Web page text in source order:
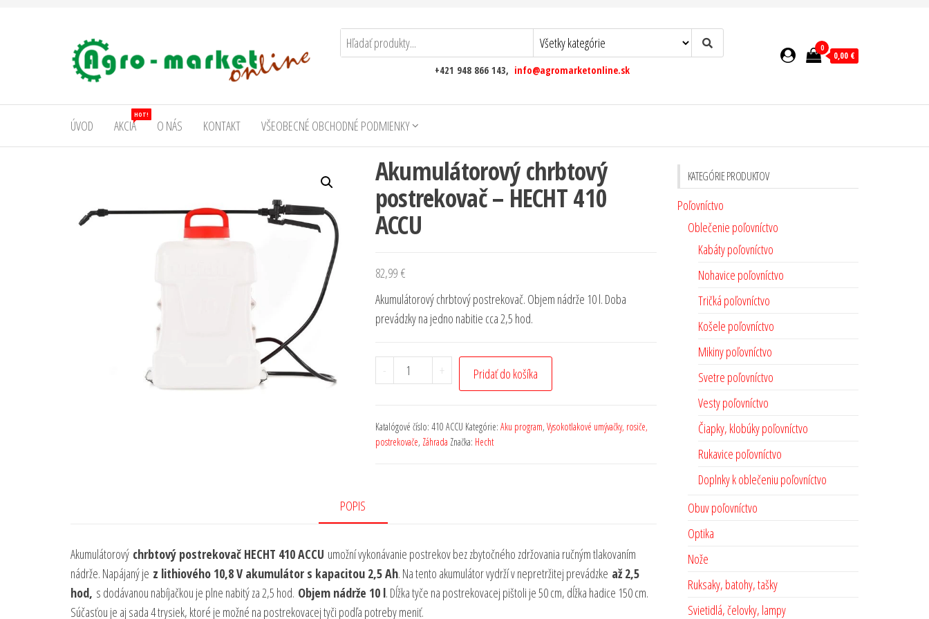
+421 948 866 143, info@agromarketonline.sk
0
0,00 €
ÚVOD AKCIA
HOT!
O NÁS KONTAKT VŠEOBECNÉ OBCHODNÉ PODMIENKY
Akumulátorový chrbtový
postrekovač – HECHT 410
ACCU
82,99 €
Akumulátorový chrbtový postrekovač. Objem nádrže 10 l. Doba
prevádzky na jedno nabitie cca 2,5 hod.
- + Pridať do košíka
Katalógové číslo: 410 ACCU Kategórie: Aku program, Vysokotlakové umývačky, rosiče,
postrekovače, Záhrada Značka: Hecht
POPIS
Akumulátorový chrbtový postrekovač HECHT 410 ACCU umožní vykonávanie postrekov bez zbytočného zdržovania ručným tlakovaním
nádrže. Napájaný je z lithiového 10,8 V akumulátor s kapacitou 2,5 Ah. Na tento akumulátor vydrží v nepretržitej prevádzke až 2,5
hod, s dodávanou nabíjačkou je plne nabitý za 2,5 hod. Objem nádrže 10 l. Dĺžka tyče na postrekovacej pištoli je 50 cm, dĺžka hadice 150 cm.
Súčasťou je aj sada 4 trysiek, ktoré je možné na postrekovacej tyči podľa potreby meniť.
KATEGÓRIE PRODUKTOV
Poľovníctvo
Oblečenie poľovníctvo
Kabáty poľovníctvo
Nohavice poľovníctvo
Tričká poľovníctvo
Košele poľovníctvo
Mikiny poľovníctvo
Svetre poľovníctvo
Vesty poľovníctvo
Čiapky, klobúky poľovníctvo
Rukavice poľovníctvo
Doplnky k oblečeniu poľovníctvo
Obuv poľovníctvo
Optika
Nože
Ruksaky, batohy, tašky
Svietidlá, čelovky, lampy